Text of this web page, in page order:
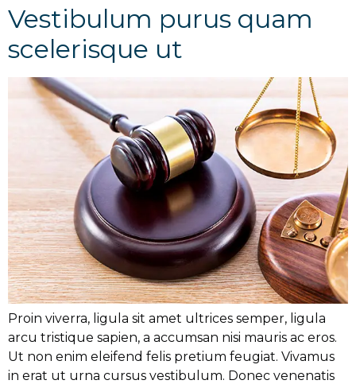
Vestibulum purus quam
scelerisque ut
Proin viverra, ligula sit amet ultrices semper, ligula
arcu tristique sapien, a accumsan nisi mauris ac eros.
Ut non enim eleifend felis pretium feugiat. Vivamus
in erat ut urna cursus vestibulum. Donec venenatis